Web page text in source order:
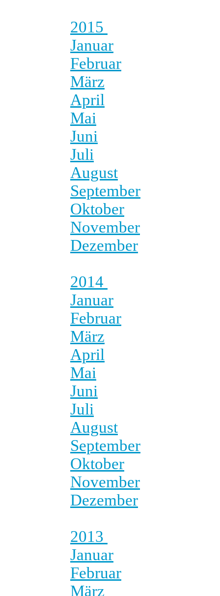
2015
Januar
Februar
März
April
Mai
Juni
Juli
August
September
Oktober
November
Dezember
2014
Januar
Februar
März
April
Mai
Juni
Juli
August
September
Oktober
November
Dezember
2013
Januar
Februar
März